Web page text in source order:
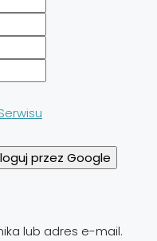
przez Google
lub adres e-mail.